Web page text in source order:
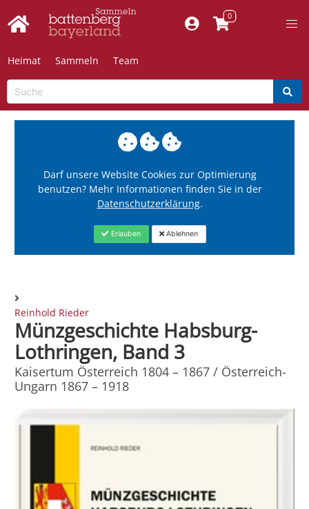
Heimat Sammeln Team
Darf unsere Website Cookies zur Optimierung
benutzen? Mehr Informationen finden Sie in der
Datenschutzerklärung.
Erlauben Ablehnen
Reinhold Rieder
Münzgeschichte Habsburg-
Lothringen, Band 3
Kaisertum Österreich 1804 – 1867 / Österreich-
Ungarn 1867 – 1918